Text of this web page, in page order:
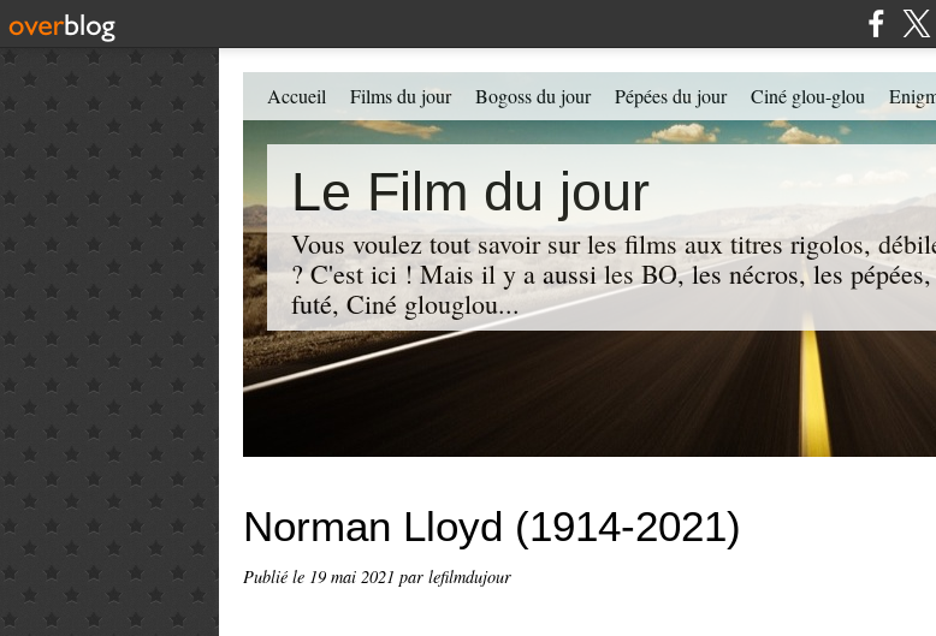
Le Film du jour
Vous voulez tout savoir sur les films aux titres rigolos,
? C'est ici ! Mais il y a aussi les BO, les nécros, les
futé, Ciné glouglou...
Accueil Films du jour Bogoss du jour Pépées du jour Ciné glou-glou
Norman Lloyd (1914-2021)
Publié le 19 mai 2021 par lefilmdujour